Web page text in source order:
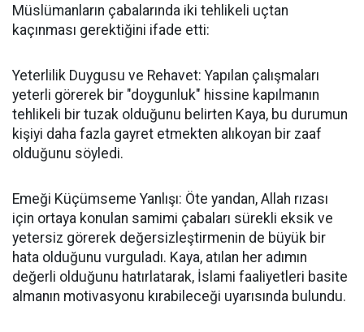
Müslümanların çabalarında iki tehlikeli uçtan
kaçınması gerektiğini ifade etti:
Yeterlilik Duygusu ve Rehavet: Yapılan çalışmaları
yeterli görerek bir "doygunluk" hissine kapılmanın
tehlikeli bir tuzak olduğunu belirten Kaya, bu durumun
kişiyi daha fazla gayret etmekten alıkoyan bir zaaf
olduğunu söyledi.
Emeği Küçümseme Yanlışı: Öte yandan, Allah rızası
için ortaya konulan samimi çabaları sürekli eksik ve
yetersiz görerek değersizleştirmenin de büyük bir
hata olduğunu vurguladı. Kaya, atılan her adımın
değerli olduğunu hatırlatarak, İslami faaliyetleri basite
almanın motivasyonu kırabileceği uyarısında bulundu.